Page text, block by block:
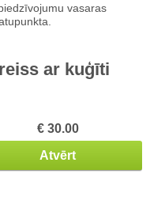
vasaras
ar kuģīti
€ 30.00
Atvērt